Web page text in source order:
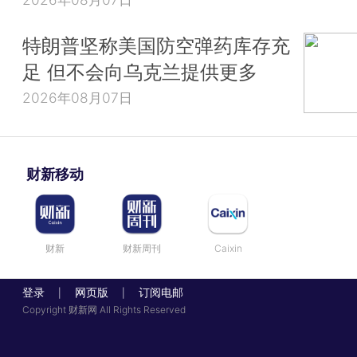
特朗普坚称美国防空弹药库存充
足 但不会向乌克兰提供更多
2026年08月07日
财新移动
财新 财新周刊 Caixin
登录 网页版 订阅电邮
Copyright 财新网 All Rights Reserved